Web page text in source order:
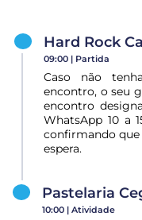
Hard Rock
09:00 | Partida
Caso não
encontro, o seu
encontro
WhatsApp 10 a
confirmando que
espera.
Pastelaria
10:00 | Atividade